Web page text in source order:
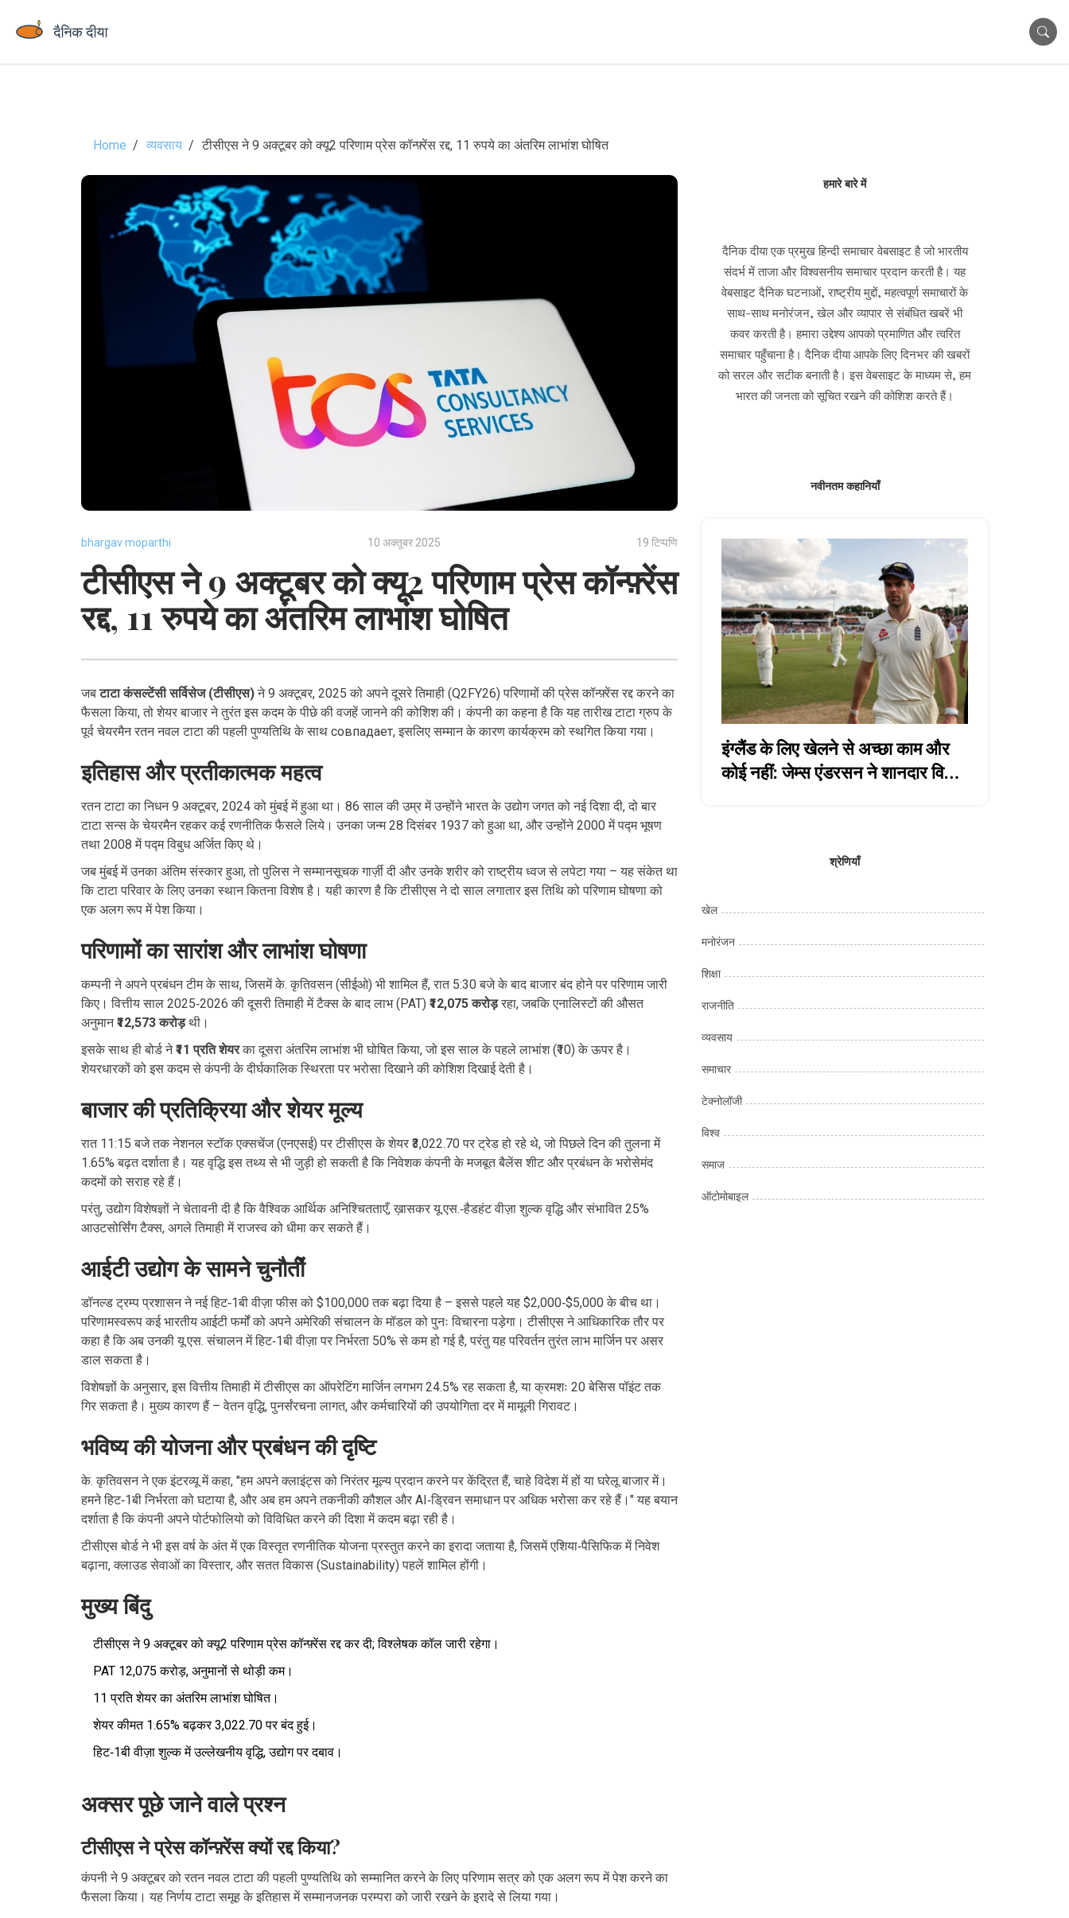
Home व्यवसाय टीसीएस ने 9 अक्टूबर को क्यू2 परिणाम प्रेस कॉन्फ़्रेंस रद्द, 11 रुपये का अंतरिम लाभांश घोषित
bhargav moparthi 10 अक्तूबर 2025 19 टिप्पणि
टीसीएस ने 9 अक्टूबर को क्यू2 परिणाम प्रेस कॉन्फ़्रेंस
रद्द, 11 रुपये का अंतरिम लाभांश घोषित
जबटाटा कंसल्टेंसी सर्विसेज (टीसीएस)ने 9 अक्टूबर, 2025 को अपने दूसरे तिमाही (Q2FY26) परिणामों की प्रेस कॉन्फ़्रेंस रद्द करने का
फैसला किया, तो शेयर बाजार ने तुरंत इस कदम के पीछे की वजहें जानने की कोशिश की। कंपनी का कहना है कि यह तारीख टाटा ग्रुप के
पूर्व चेयरमैनरतन नवल टाटाकी पहली पुण्यतिथि के साथ совпадает, इसलिए सम्मान के कारण कार्यक्रम को स्थगित किया गया।
इतिहास और प्रतीकात्मक महत्व
रतन टाटा का निधन 9 अक्टूबर, 2024 को मुंबई में हुआ था। 86 साल की उम्र में उन्होंने भारत के उद्योग जगत को नई दिशा दी, दो बार
टाटा सन्स के चेयरमैन रहकर कई रणनीतिक फैसले लिये। उनका जन्म 28 दिसंबर 1937 को हुआ था, और उन्होंने 2000 में पद्म भूषण
तथा 2008 में पद्म विबुध अर्जित किए थे।
जबमुंबईमें उनका अंतिम संस्कार हुआ, तो पुलिस ने सम्मानसूचक गार्ज़ी दी और उनके शरीर को राष्ट्रीय ध्वज से लपेटा गया – यह संकेत था
कि टाटा परिवार के लिए उनका स्थान कितना विशेष है। यही कारण है कि टीसीएस ने दो साल लगातार इस तिथि को परिणाम घोषणा को
एक अलग रूप में पेश किया।
परिणामों का सारांश और लाभांश घोषणा
कम्पनी ने अपने प्रबंधन टीम के साथ, जिसमेंके. कृतिवसन(सीईओ) भी शामिल हैं, रात 5:30 बजे के बाद बाजार बंद होने पर परिणाम जारी
किए। वित्तीय साल 2025‑2026 की दूसरी तिमाही में टैक्स के बाद लाभ (PAT) ₹12,075 करोड़रहा, जबकि एनालिस्टों की औसत
अनुमान₹12,573 करोड़थी।
इसके साथ ही बोर्ड ने₹11 प्रति शेयरका दूसरा अंतरिम लाभांश भी घोषित किया, जो इस साल के पहले लाभांश (₹10) के ऊपर है।
शेयरधारकों को इस कदम से कंपनी के दीर्घकालिक स्थिरता पर भरोसा दिखाने की कोशिश दिखाई देती है।
बाजार की प्रतिक्रिया और शेयर मूल्य
रात 11:15 बजे तकनेशनल स्टॉक एक्सचेंज (एनएसई)पर टीसीएस के शेयर ₹3,022.70 पर ट्रेड हो रहे थे, जो पिछले दिन की तुलना में
1.65% बढ़त दर्शाता है। यह वृद्धि इस तथ्य से भी जुड़ी हो सकती है कि निवेशक कंपनी के मजबूत बैलेंस शीट और प्रबंधन के भरोसेमंद
कदमों को सराह रहे हैं।
परंतु, उद्योग विशेषज्ञों ने चेतावनी दी है कि वैश्विक आर्थिक अनिश्चितताएँ, ख़ासकर यू.एस.‑हैडहंट वीज़ा शुल्क वृद्धि और संभावित 25%
आउटसोर्सिंग टैक्स, अगले तिमाही में राजस्व को धीमा कर सकते हैं।
आईटी उद्योग के सामने चुनौतीें
डॉनल्ड ट्रम्प प्रशासन ने नई हिट‑1बी वीज़ा फीस को $100,000 तक बढ़ा दिया है – इससे पहले यह $2,000‑$5,000 के बीच था।
परिणामस्वरूप कई भारतीय आईटी फर्मों को अपने अमेरिकी संचालन के मॉडल को पुनः विचारना पड़ेगा। टीसीएस ने आधिकारिक तौर पर
कहा है कि अब उनकी यू.एस. संचालन में हिट‑1बी वीज़ा पर निर्भरता 50% से कम हो गई है, परंतु यह परिवर्तन तुरंत लाभ मार्जिन पर असर
डाल सकता है।
विशेषज्ञों के अनुसार, इस वित्तीय तिमाही में टीसीएस का ऑपरेटिंग मार्जिन लगभग 24.5% रह सकता है, या क्रमशः 20 बेसिस पॉइंट तक
गिर सकता है। मुख्य कारण हैं – वेतन वृद्धि, पुनर्संरचना लागत, और कर्मचारियों की उपयोगिता दर में मामूली गिरावट।
भविष्य की योजना और प्रबंधन की दृष्टि
के. कृतिवसन ने एक इंटरव्यू में कहा, "हम अपने क्लाइंट्स को निरंतर मूल्य प्रदान करने पर केंद्रित हैं, चाहे विदेश में हों या घरेलू बाजार में।
हमने हिट‑1बी निर्भरता को घटाया है, और अब हम अपने तकनीकी कौशल और AI‑ड्रिवन समाधान पर अधिक भरोसा कर रहे हैं।" यह बयान
दर्शाता है कि कंपनी अपने पोर्टफोलियो को विविधित करने की दिशा में कदम बढ़ा रही है।
टीसीएस बोर्ड ने भी इस वर्ष के अंत में एक विस्तृत रणनीतिक योजना प्रस्तुत करने का इरादा जताया है, जिसमें एशिया‑पैसिफिक में निवेश
बढ़ाना, क्लाउड सेवाओं का विस्तार, और सतत विकास (Sustainability) पहलें शामिल होंगी।
मुख्य बिंदु
टीसीएस ने 9 अक्टूबर को क्यू2 परिणाम प्रेस कॉन्फ़्रेंस रद्द कर दी; विश्लेषक कॉल जारी रहेगा।
PAT ₹12,075 करोड़, अनुमानों से थोड़ी कम।
₹11 प्रति शेयर का अंतरिम लाभांश घोषित।
शेयर कीमत 1.65% बढ़कर ₹3,022.70 पर बंद हुई।
हिट‑1बी वीज़ा शुल्क में उल्लेखनीय वृद्धि, उद्योग पर दबाव।
अक्सर पूछे जाने वाले प्रश्न
टीसीएस ने प्रेस कॉन्फ़्रेंस क्यों रद्द किया?
कंपनी ने 9 अक्टूबर को रतन नवल टाटा की पहली पुण्यतिथि को सम्मानित करने के लिए परिणाम सत्र को एक अलग रूप में पेश करने का
फैसला किया। यह निर्णय टाटा समूह के इतिहास में सम्मानजनक परम्परा को जारी रखने के इरादे से लिया गया।
हमारे बारे में
दैनिक दीया एक प्रमुख हिन्दी समाचार वेबसाइट है जो भारतीय
संदर्भ में ताजा और विश्वसनीय समाचार प्रदान करती है। यह
वेबसाइट दैनिक घटनाओं, राष्ट्रीय मुद्दों, महत्वपूर्ण समाचारों के
साथ-साथ मनोरंजन, खेल और व्यापार से संबंधित खबरें भी
कवर करती है। हमारा उद्देश्य आपको प्रमाणित और त्वरित
समाचार पहुँचाना है। दैनिक दीया आपके लिए दिनभर की खबरों
को सरल और सटीक बनाती है। इस वेबसाइट के माध्यम से, हम
भारत की जनता को सूचित रखने की कोशिश करते हैं।
नवीनतम कहानियाँ
इंग्लैंड के लिए खेलने से अच्छा काम और
कोई नहीं: जेम्स एंडरसन ने शानदार विदाई
श्रेणियाँ
खेल
मनोरंजन
शिक्षा
राजनीति
व्यवसाय
समाचार
टेक्नोलॉजी
विश्व
समाज
ऑटोमोबाइल